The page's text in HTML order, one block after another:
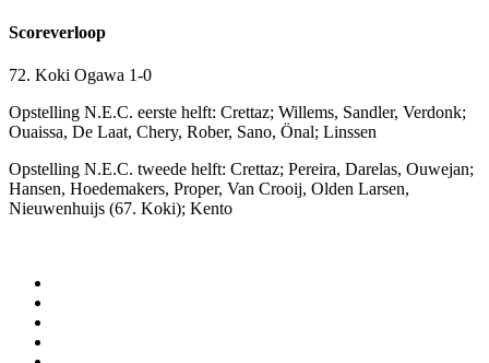
Scoreverloop
72. Koki Ogawa 1-0
Opstelling N.E.C. eerste helft: Crettaz; Willems, Sandler, Verdonk;
Ouaissa, De Laat, Chery, Rober, Sano, Önal; Linssen
Opstelling N.E.C. tweede helft: Crettaz; Pereira, Darelas, Ouwejan;
Hansen, Hoedemakers, Proper, Van Crooij, Olden Larsen,
Nieuwenhuijs (67. Koki); Kento